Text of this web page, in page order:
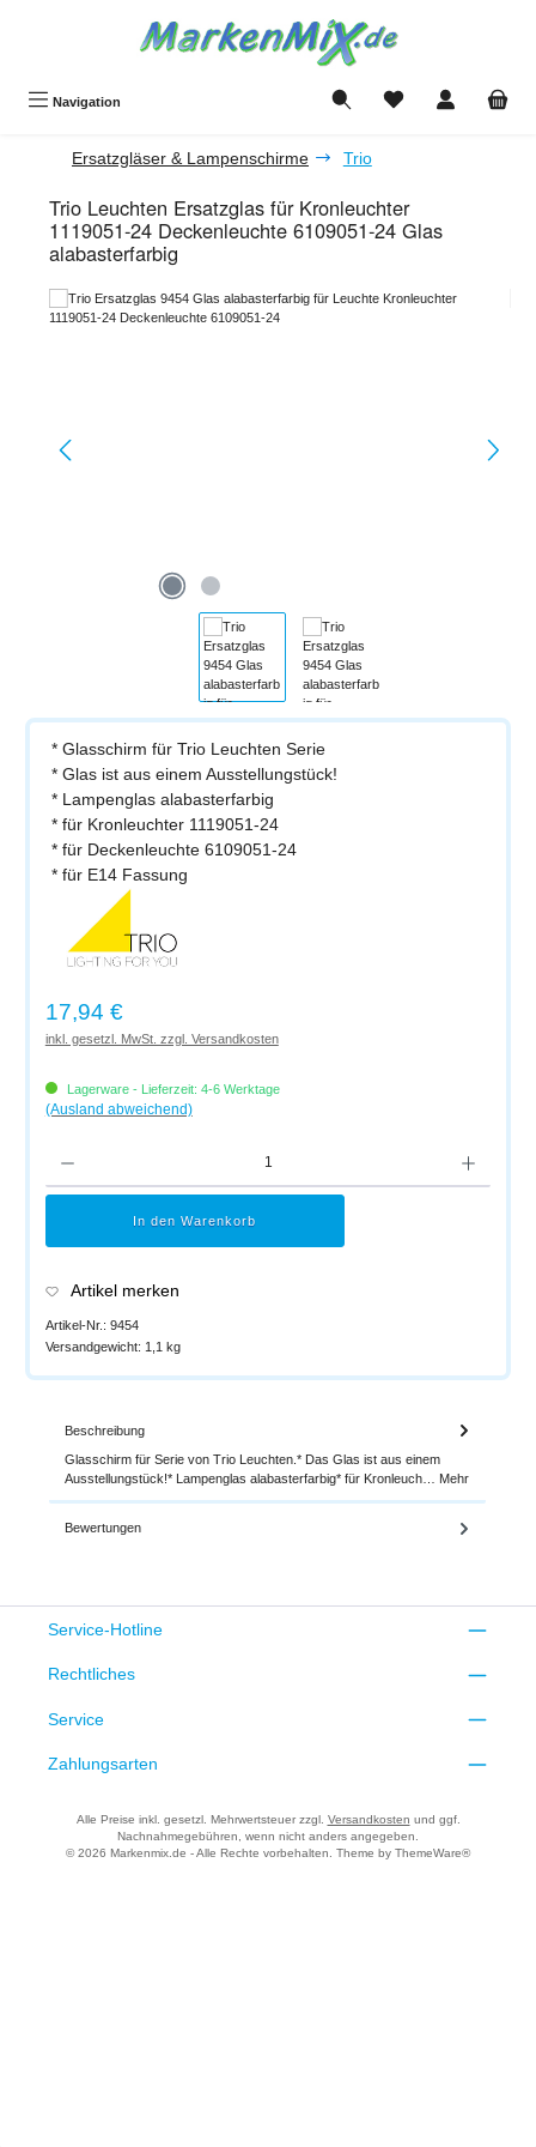
Navigation Du hast 0 Produkte
Ersatzgläser & Lampenschirme Trio
Trio Leuchten Ersatzglas für Kronleuchter
1119051-24 Deckenleuchte 6109051-24 Glas
alabasterfarbig
Bildergalerie überspringen
* Glasschirm für Trio Leuchten Serie
* Glas ist aus einem Ausstellungstück!
* Lampenglas alabasterfarbig
* für Kronleuchter 1119051-24
* für Deckenleuchte 6109051-24
* für E14 Fassung
Regulärer Preis:
17,94 €
inkl. gesetzl. MwSt. zzgl. Versandkosten
Lagerware - Lieferzeit: 4-6 Werktage
(Ausland abweichend)
In den Warenkorb
Artikel merken
Artikel-Nr.: 9454
Versandgewicht: 1,1 kg
Beschreibung
Glasschirm für Serie von Trio Leuchten.* Das Glas ist aus einem
Ausstellungstück!* Lampenglas alabasterfarbig* für Kronleuch… Mehr
Bewertungen
Service-Hotline
Rechtliches
Service
Zahlungsarten
Alle Preise inkl. gesetzl. Mehrwertsteuer zzgl. Versandkosten und ggf.
Nachnahmegebühren, wenn nicht anders angegeben.
© 2026 Markenmix.de - Alle Rechte vorbehalten. Theme by ThemeWare®